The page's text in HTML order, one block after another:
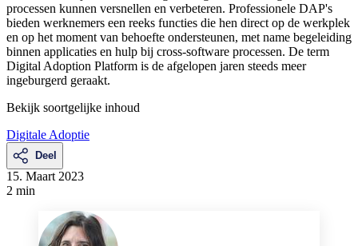
processen kunnen versnellen en verbeteren. Professionele DAP's
bieden werknemers een reeks functies die hen direct op de werkplek
en op het moment van behoefte ondersteunen, met name begeleiding
binnen applicaties en hulp bij cross-software processen. De term
Digital Adoption Platform is de afgelopen jaren steeds meer
ingeburgerd geraakt.
Bekijk soortgelijke inhoud
Digitale Adoptie
Deel
15. Maart 2023
2 min